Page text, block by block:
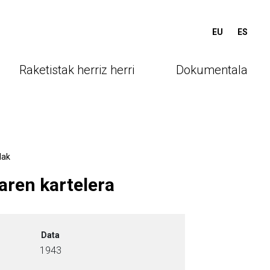
EU ES
Raketistak herriz herri Dokumentala
kartelera
Data
1943